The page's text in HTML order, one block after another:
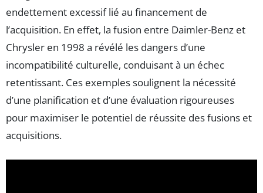
endettement excessif lié au financement de
l’acquisition. En effet, la fusion entre Daimler-Benz et
Chrysler en 1998 a révélé les dangers d’une
incompatibilité culturelle, conduisant à un échec
retentissant. Ces exemples soulignent la nécessité
d’une planification et d’une évaluation rigoureuses
pour maximiser le potentiel de réussite des fusions et
acquisitions.